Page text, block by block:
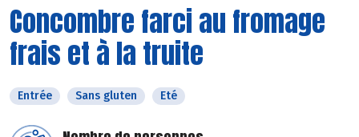
Concombre farci au fromage
frais et à la truite
Entrée Sans gluten Eté